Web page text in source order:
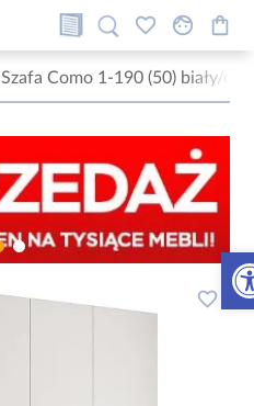
Szafa Como 1-190 (50) biały/